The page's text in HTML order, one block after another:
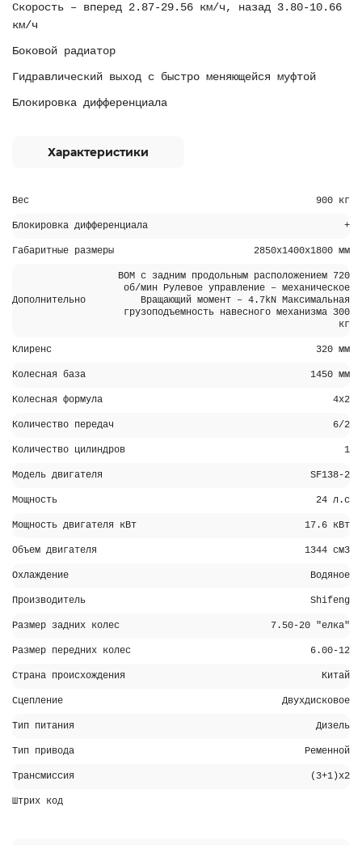
Скорость – вперед 2.87-29.56 км/ч, назад 3.80-10.66
км/ч
Боковой радиатор
Гидравлический выход с быстро меняющейся муфтой
Блокировка дифференциала
Характеристики
Вес 900 кг
Блокировка дифференциала +
Габаритные размеры 2850х1400х1800 мм
Дополнительно
ВОМ с задним продольным расположением 720
об/мин Рулевое управление – механическое
Вращающий момент – 4.7kN Максимальная
грузоподъемность навесного механизма 300
кг
Клиренс 320 мм
Колесная база 1450 мм
Колесная формула 4х2
Количество передач 6/2
Количество цилиндров 1
Модель двигателя SF138-2
Мощность 24 л.с
Мощность двигателя кВт 17.6 кВт
Объем двигателя 1344 см3
Охлаждение Водяное
Производитель Shifeng
Размер задних колес 7.50-20 "елка"
Размер передних колес 6.00-12
Страна происхождения Китай
Сцепление Двухдисковое
Тип питания Дизель
Тип привода Ременной
Трансмиссия (3+1)х2
Штрих код